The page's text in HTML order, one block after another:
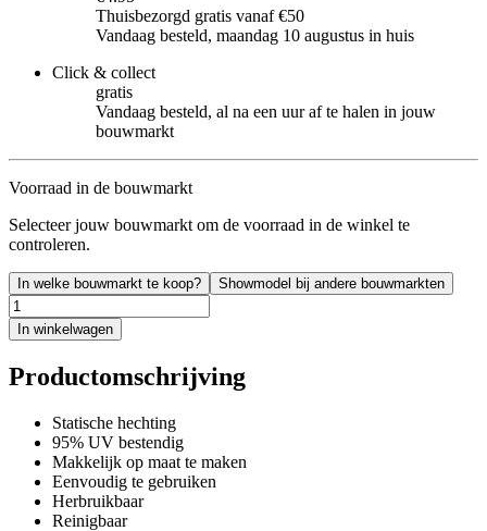
Thuisbezorgd gratis vanaf €50
Vandaag besteld, maandag 10 augustus in huis
Click & collect
gratis
Vandaag besteld, al na een uur af te halen in jouw
bouwmarkt
Voorraad in de bouwmarkt
Selecteer jouw bouwmarkt om de voorraad in de winkel te
controleren.
In welke bouwmarkt te koop? Showmodel bij andere bouwmarkten
In winkelwagen
Productomschrijving
Statische hechting
95% UV bestendig
Makkelijk op maat te maken
Eenvoudig te gebruiken
Herbruikbaar
Reinigbaar